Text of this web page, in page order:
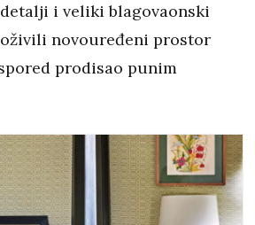
i veliki blagovaonski
novouređeni prostor
prodisao punim